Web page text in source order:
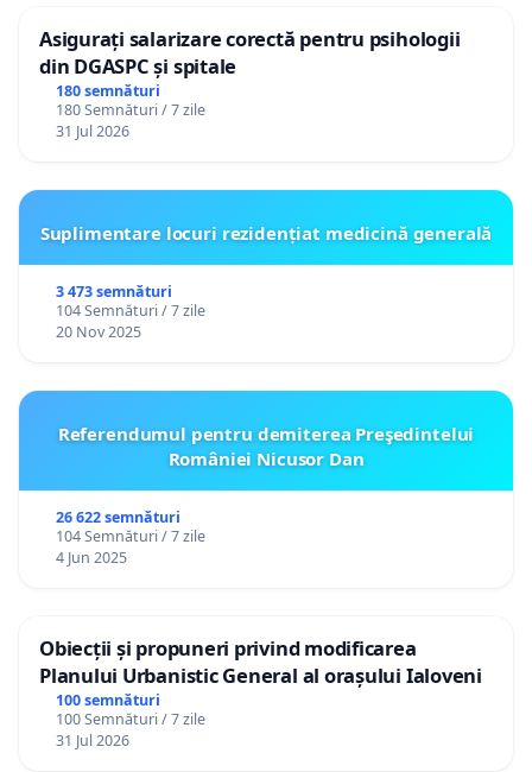
Asigurați salarizare corectă pentru psihologii
din DGASPC și spitale
180 semnături
180 Semnături / 7 zile
31 Jul 2026
Suplimentare locuri rezidențiat medicină generală
3 473 semnături
104 Semnături / 7 zile
20 Nov 2025
Referendumul pentru demiterea Preşedintelui
României Nicusor Dan
26 622 semnături
104 Semnături / 7 zile
4 Jun 2025
Obiecții și propuneri privind modificarea
Planului Urbanistic General al orașului Ialoveni
100 semnături
100 Semnături / 7 zile
31 Jul 2026